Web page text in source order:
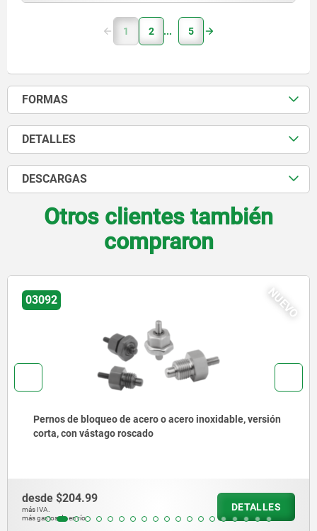
1 2 5
FORMAS
DETALLES
DESCARGAS
Otros clientes también
compraron
NUEVO
03096
Pernos de bloqueo de acero o acero inoxidable sin
collar con anilla de tracción de acero inoxidable
desde $150.81
más IVA.
más gastos de envío
DETALLES